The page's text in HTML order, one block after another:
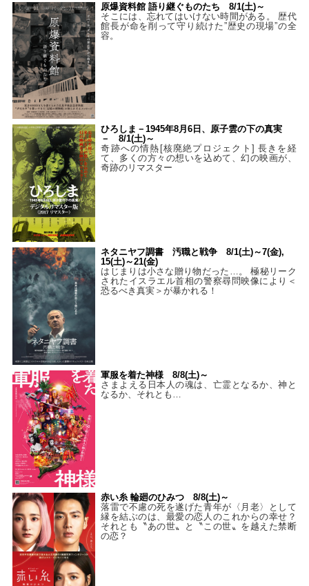
原爆資料館 語り継ぐものたち 8/1(土)～
そこには、忘れてはいけない時間がある。 歴代
館長が命を削って守り続けた”歴史の現場”の全
容。
ひろしま－1945年8月6日、原子雲の下の真実
－ 8/1(土)～
奇跡への情熱[核廃絶プロジェクト] 長きを経
て、多くの方々の想いを込めて、幻の映画が、
奇跡のリマスター
ネタニヤフ調書 汚職と戦争 8/1(土)～7(金),
15(土)～21(金)
はじまりは小さな贈り物だった…。 極秘リーク
されたイスラエル首相の警察尋問映像により＜
恐るべき真実＞が暴かれる！
軍服を着た神様 8/8(土)～
さまよえる日本人の魂は、亡霊となるか、神と
なるか、それとも…
赤い糸 輪廻のひみつ 8/8(土)～
落雷で不慮の死を遂げた青年が〈月老〉として
縁を結ぶのは、最愛の恋人のこれからの幸せ？
それとも〝あの世〟と〝この世〟を越えた禁断
の恋？